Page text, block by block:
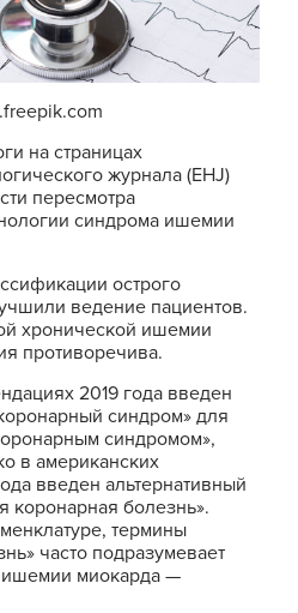
на страницах
журнала (EHJ)
пересмотра
синдрома ишемии
острого
ведение пациентов.
хронической ишемии
противоречива.
2019 года введен
синдром» для
синдромом»,
в американских
введен альтернативный
коронарная болезнь».
термины
часто подразумевает
ишемии миокарда —